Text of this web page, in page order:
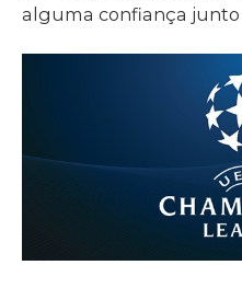
alguma confiança junto